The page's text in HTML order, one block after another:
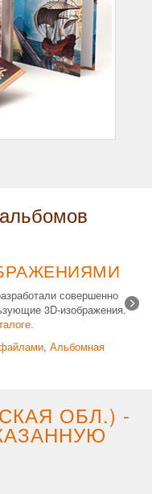
совершенно
3D-изображения.
, Альбомная
ОБЛ.) -